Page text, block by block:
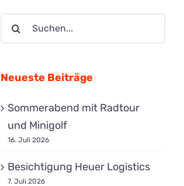
Suche
Neueste Beiträge
Sommerabend mit Radtour
und Minigolf
16. Juli 2026
Besichtigung Heuer Logistics
7. Juli 2026